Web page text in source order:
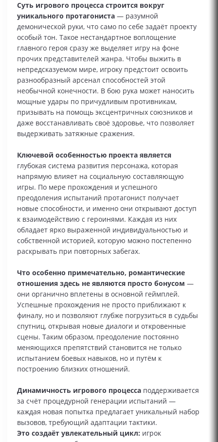
Суть игрового процесса строится вокруг
уникального протагониста — разумной
демонической руки, что само по себе задаёт проекту
особый тон. Такое нестандартное воплощение
главного героя сразу же выделяет игру на фоне
прочих представителей жанра. Чтобы выжить в
непредсказуемом мире, игроку предстоит освоить
разнообразный арсенал способностей этой
необычной конечности. В бою рука может наносить
мощные удары по причудливым противникам,
призывать на помощь эксцентричных союзников и
даже восстанавливать своё здоровье, что позволяет
выдерживать затяжные сражения.
Ключевой особенностью проекта является
глубокая система развития персонажа, которая
напрямую влияет на социальную составляющую
игры. По мере прохождения и успешного
преодоления испытаний протагонист получает
новые способности, и именно они открывают доступ
к взаимодействию с героинями. Каждая из них
обладает ярко выраженной индивидуальностью и
собственной историей, которую можно постепенно
раскрывать при повторных забегах.
Что особенно примечательно, романтические
отношения здесь не являются просто бонусом —
они органично вплетены в основной геймплей.
Успешные прохождения не просто приближают к
финалу, но и позволяют глубже погрузиться в судьбы
спутниц, открывая новые диалоги и откровенные
сцены. Таким образом, преодоление постоянно
меняющихся препятствий становится не только
испытанием боевых навыков, но и путём к
построению близких отношений.
Динамичность игрового процесса поддерживается
за счёт процедурной генерации испытаний —
каждая новая попытка предлагает уникальный набор
вызовов, требующий адаптации тактики.
Это создаёт увлекательный цикл: игрок